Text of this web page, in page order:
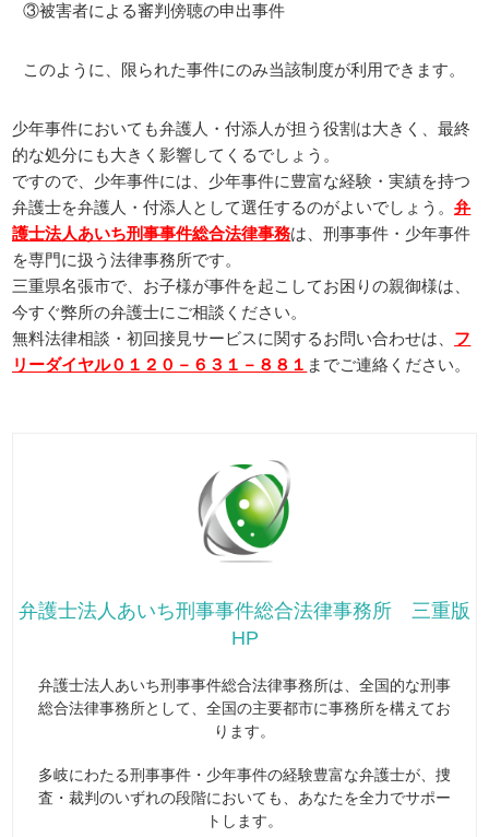
③被害者による審判傍聴の申出事件
このように、限られた事件にのみ当該制度が利用できます。
少年事件においても弁護人・付添人が担う役割は大きく、最終
的な処分にも大きく影響してくるでしょう。
ですので、少年事件には、少年事件に豊富な経験・実績を持つ
弁護士を弁護人・付添人として選任するのがよいでしょう。弁
護士法人あいち刑事事件総合法律事務は、刑事事件・少年事件
を専門に扱う法律事務所です。
三重県名張市で、お子様が事件を起こしてお困りの親御様は、
今すぐ弊所の弁護士にご相談ください。
無料法律相談・初回接見サービスに関するお問い合わせは、 フ
リーダイヤル０１２０－６３１－８８１ までご連絡ください。
弁護士法人あいち刑事事件総合法律事務所 三重版
HP
弁護士法人あいち刑事事件総合法律事務所は、全国的な刑事
総合法律事務所として、全国の主要都市に事務所を構えてお
ります。
多岐にわたる刑事事件・少年事件の経験豊富な弁護士が、捜
査・裁判のいずれの段階においても、あなたを全力でサポー
トします。